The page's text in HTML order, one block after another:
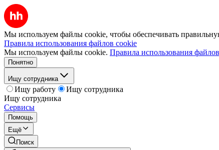
Мы используем файлы cookie, чтобы обеспечивать
Правила использования файлов cookie
Мы используем файлы cookie. Правила использования
Понятно
Ищу сотрудника
Ищу работу
Ищу сотрудника
Ищу сотрудника
Сервисы
Помощь
Ещё
Поиск